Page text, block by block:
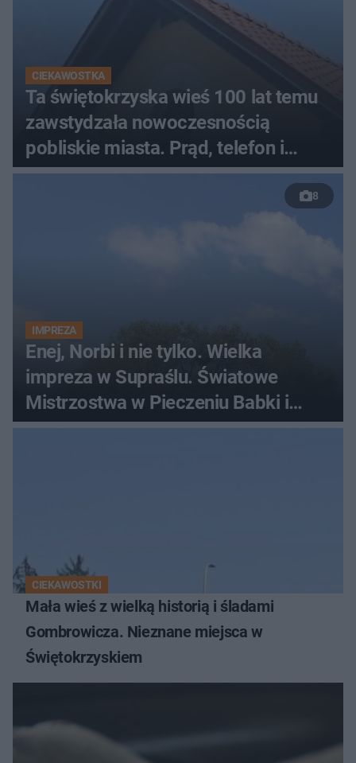
CIEKAWOSTKA
Ta świętokrzyska wieś 100 lat temu
zawstydzała nowoczesnością
pobliskie miasta. Prąd, telefon i
luksusowa auta
8
IMPREZA
Enej, Norbi i nie tylko. Wielka
impreza w Supraślu. Światowe
Mistrzostwa w Pieczeniu Babki i
Kiszki Ziemniaczanej
CIEKAWOSTKI
Mała wieś z wielką historią i śladami
Gombrowicza. Nieznane miejsca w
Świętokrzyskiem